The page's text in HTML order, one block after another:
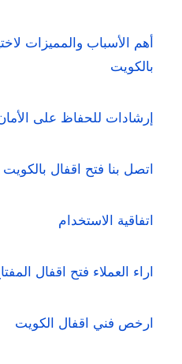
أهم الأسباب والمميزات
بالكويت
إرشادات للحفاظ على الأمان
اتصل بنا فتح اقفال
اتفاقية الاستخدام
اراء العملاء فتح اقفال
ارخص فني اقفال الكويت